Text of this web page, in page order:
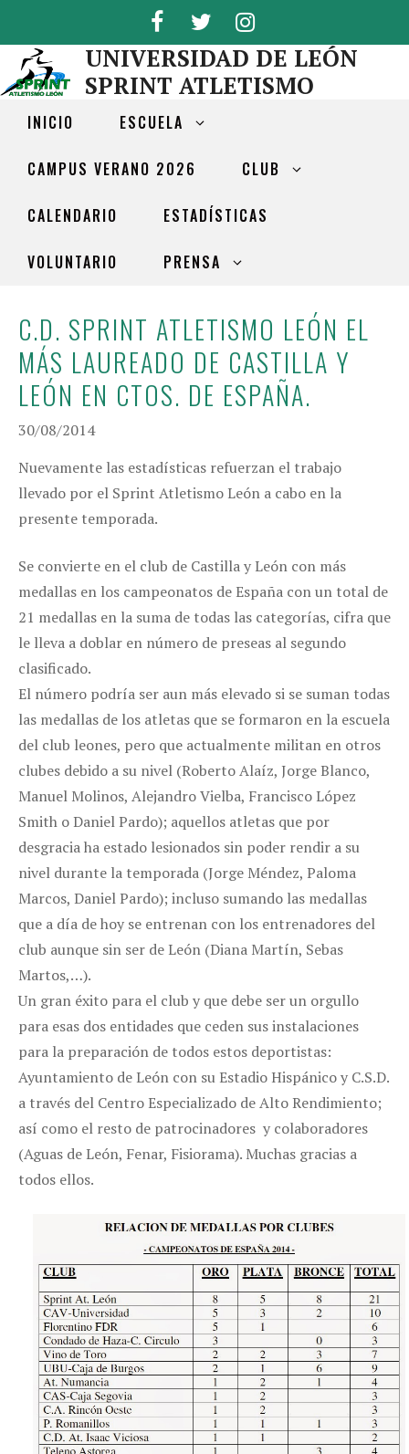
UNIVERSIDAD DE LEÓN
SPRINT ATLETISMO
INICIO ESCUELA
CAMPUS VERANO 2026 CLUB
CALENDARIO ESTADÍSTICAS
VOLUNTARIO PRENSA
C.D. SPRINT ATLETISMO LEÓN EL
MÁS LAUREADO DE CASTILLA Y
LEÓN EN CTOS. DE ESPAÑA.
30/08/2014
Nuevamente las estadísticas refuerzan el trabajo
llevado por el Sprint Atletismo León a cabo en la
presente temporada.
Se convierte en el club de Castilla y León con más
medallas en los campeonatos de España con un total de
21 medallas en la suma de todas las categorías, cifra que
le lleva a doblar en número de preseas al segundo
clasificado.
El número podría ser aun más elevado si se suman todas
las medallas de los atletas que se formaron en la escuela
del club leones, pero que actualmente militan en otros
clubes debido a su nivel (Roberto Alaíz, Jorge Blanco,
Manuel Molinos, Alejandro Vielba, Francisco López
Smith o Daniel Pardo); aquellos atletas que por
desgracia ha estado lesionados sin poder rendir a su
nivel durante la temporada (Jorge Méndez, Paloma
Marcos, Daniel Pardo); incluso sumando las medallas
que a día de hoy se entrenan con los entrenadores del
club aunque sin ser de León (Diana Martín, Sebas
Martos,…).
Un gran éxito para el club y que debe ser un orgullo
para esas dos entidades que ceden sus instalaciones
para la preparación de todos estos deportistas:
Ayuntamiento de León con su Estadio Hispánico y C.S.D.
a través del Centro Especializado de Alto Rendimiento;
así como el resto de patrocinadores y colaboradores
(Aguas de León, Fenar, Fisiorama). Muchas gracias a
todos ellos.